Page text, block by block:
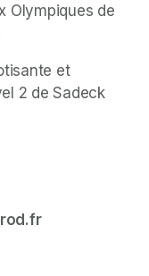
Olympiques de
et
2 de Sadeck